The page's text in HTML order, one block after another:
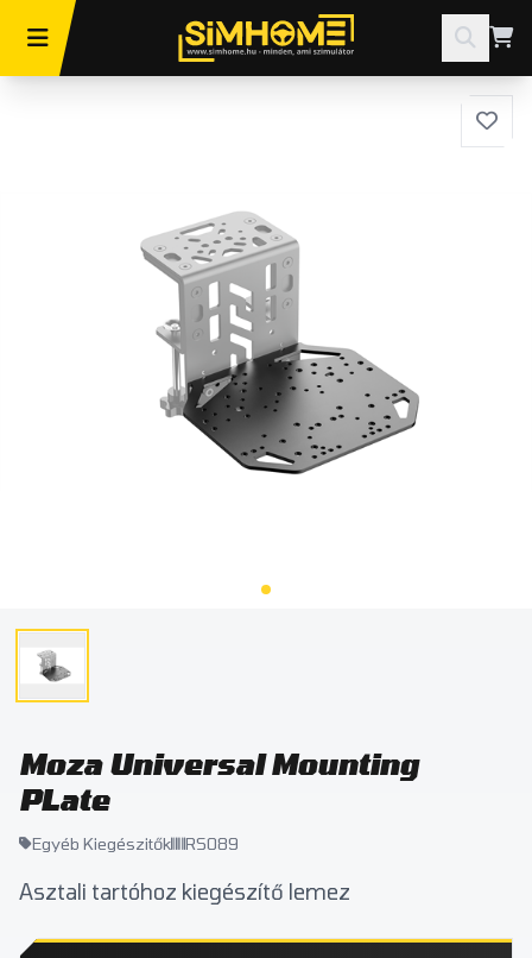
Moza Universal Mounting
PLate
Egyéb Kiegészitők RS089
Asztali tartóhoz kiegészítő lemez